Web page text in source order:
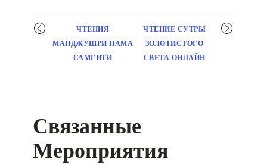
Мероприятие
навигация
ЧТЕНИЯ
МАНДЖУШРИ НАМА
САМГИТИ
ЧТЕНИЕ СУТРЫ
ЗОЛОТИСТОГО
СВЕТА ОНЛАЙН
Связанные
Мероприятия